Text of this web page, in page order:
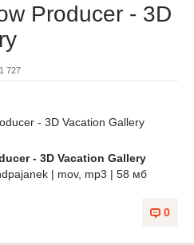
Producer - 3D
1 727
- 3D Vacation Gallery
| mov, mp3 | 58 мб
0